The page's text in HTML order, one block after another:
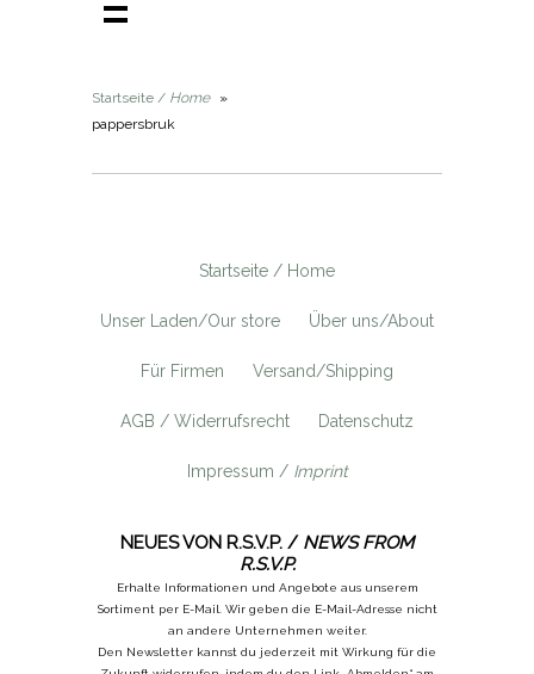
Startseite / Home
»
pappersbruk
Startseite / Home
Unser Laden/Our store Über uns/About
Für Firmen Versand/Shipping
AGB / Widerrufsrecht Datenschutz
Impressum / Imprint
NEUES VON R.S.V.P. / NEWS FROM
R.S.V.P.
Erhalte Informationen und Angebote aus unserem
Sortiment per E-Mail. Wir geben die E-Mail-Adresse nicht
an andere Unternehmen weiter.
Den Newsletter kannst du jederzeit mit Wirkung für die